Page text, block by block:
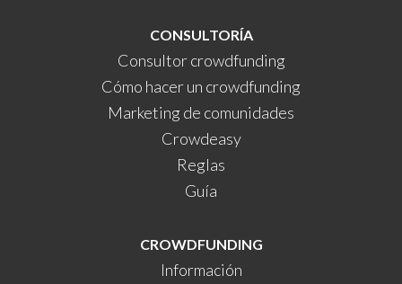
CONSULTORÍA
Consultor crowdfunding
Cómo hacer un crowdfunding
Marketing de comunidades
Crowdeasy
Reglas
Guía
CROWDFUNDING
Información